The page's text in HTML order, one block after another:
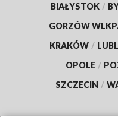
BIAŁYSTOK /
GORZÓW WLKP.
KRAKÓW /
OPOLE /
SZCZECIN /